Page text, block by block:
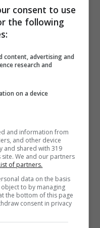
e scommesse
100% fino a 2000€
a 50€ in Bonus
consent to use
the following
content, advertising and
research and
on a device
and information from
and other device
and shared with 319
We and our partners
of partners.
data on the basis
to by managing
the bottom of this page
consent in privacy